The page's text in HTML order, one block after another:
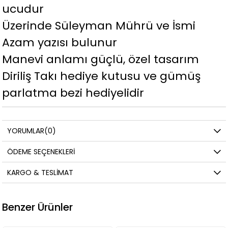
ucudur
Üzerinde Süleyman Mührü ve İsmi
Azam yazısı bulunur
Manevi anlamı güçlü, özel tasarım
Diriliş Takı hediye kutusu ve gümüş
parlatma bezi hediyelidir
YORUMLAR(0)
ÖDEME SEÇENEKLERI
KARGO & TESLIMAT
Benzer Ürünler